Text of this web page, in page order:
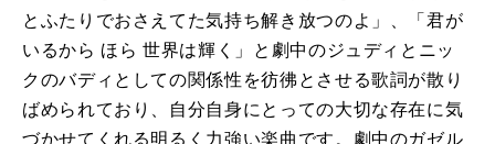
とふたりでおさえてた気持ち解き放つのよ」、「君が
いるから ほら 世界は輝く」と劇中のジュディとニッ
クのバディとしての関係性を彷彿とさせる歌詞が散り
ばめられており、自分自身にとっての大切な存在に気
づかせてくれる明るく力強い楽曲です。劇中のガゼル